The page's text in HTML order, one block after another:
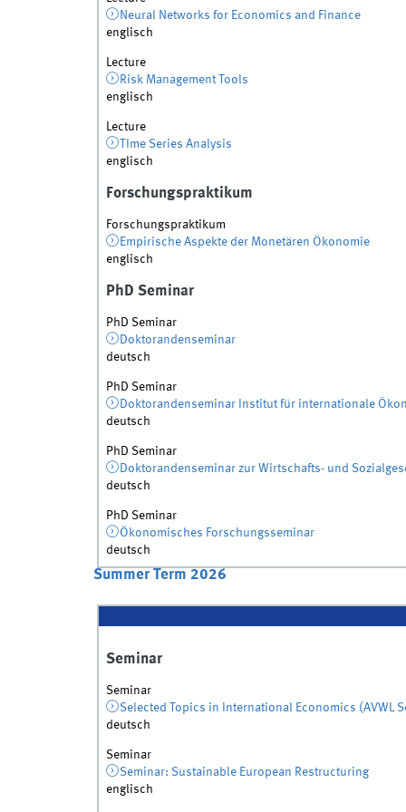
Neural Networks for Economics and Finance
englisch
Lecture
Risk Management Tools
englisch
Lecture
TIme Series Analysis
englisch
Forschungspraktikum
Forschungspraktikum
Empirische Aspekte der Monetären Ökonomie
englisch
PhD Seminar
PhD Seminar
Doktorandenseminar
deutsch
PhD Seminar
Doktorandenseminar Institut für internationale
deutsch
PhD Seminar
Doktorandenseminar zur Wirtschafts- und
deutsch
PhD Seminar
Ökonomisches Forschungsseminar
deutsch
Summer Term 2026
Seminar
Seminar
Selected Topics in International Economics (AVWL
deutsch
Seminar
Seminar: Sustainable European Restructuring
englisch